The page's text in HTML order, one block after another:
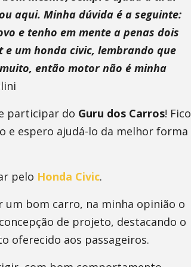
aqui. Minha dúvida é a seguinte:
e tenho em mente a penas dois
e um honda civic, lembrando que
então motor não é minha
participar do Guru dos Carros! Fico
e espero ajudá-lo da melhor forma
pelo Honda Civic.
um bom carro, na minha opinião o
de projeto, destacando o
oferecido aos passageiros.